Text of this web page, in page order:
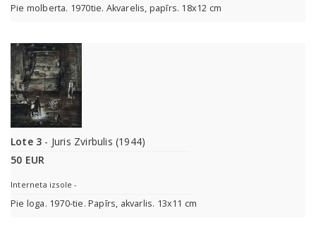
Pie molberta. 1970tie. Akvarelis, papīrs. 18x12 cm
Lote 3 - Juris Zvirbulis (1944)
50 EUR
Interneta izsole -
Pie loga. 1970-tie. Papīrs, akvarlis. 13x11 cm